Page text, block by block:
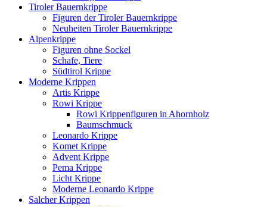
Tiroler Bauernkrippe
Figuren der Tiroler Bauernkrippe
Neuheiten Tiroler Bauernkrippe
Alpenkrippe
Figuren ohne Sockel
Schafe, Tiere
Südtirol Krippe
Moderne Krippen
Artis Krippe
Rowi Krippe
Rowi Krippenfiguren in Ahornholz
Baumschmuck
Leonardo Krippe
Komet Krippe
Advent Krippe
Pema Krippe
Licht Krippe
Moderne Leonardo Krippe
Salcher Krippen